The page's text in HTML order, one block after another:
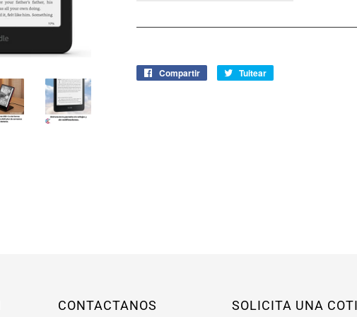
Compartir
CompartirTuitear
CONTACTANOS SOLICITA UNA